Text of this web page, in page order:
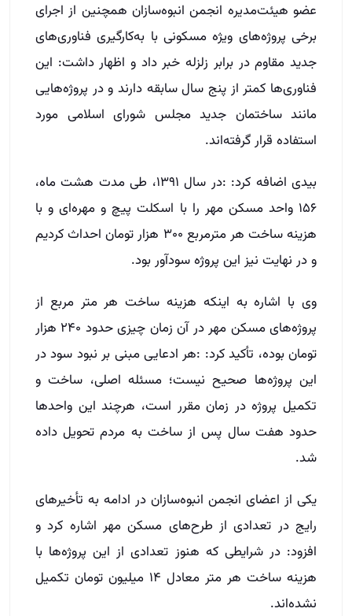
عضو هیئت‌مدیره انجمن انبوه‌سازان همچنین از اجرای
برخی پروژه‌های ویژه مسکونی با به‌کارگیری فناوری‌های
جدید مقاوم در برابر زلزله خبر داد و اظهار داشت: این
فناوری‌ها کمتر از پنج سال سابقه دارند و در پروژه‌هایی
مانند ساختمان جدید مجلس شورای اسلامی مورد
استفاده قرار گرفته‌اند.
بیدی اضافه کرد: :در سال ۱۳۹۱، طی مدت هشت ماه،
۱۵۶ واحد مسکن مهر را با اسکلت پیچ و مهره‌ای و با
هزینه ساخت هر مترمربع ۳۰۰ هزار تومان احداث کردیم
و در نهایت نیز این پروژه سودآور بود.
وی با اشاره به اینکه هزینه ساخت هر متر مربع از
پروژه‌های مسکن مهر در آن زمان چیزی حدود ۲۴۰ هزار
تومان بوده، تأکید کرد: :هر ادعایی مبنی بر نبود سود در
این پروژه‌ها صحیح نیست؛ مسئله اصلی، ساخت و
تکمیل پروژه در زمان مقرر است، هرچند این واحدها
حدود هفت سال پس از ساخت به مردم تحویل داده
شد.
یکی از اعضای انجمن انبوه‌سازان در ادامه به تأخیرهای
رایج در تعدادی از طرح‌های مسکن مهر اشاره کرد و
افزود: در شرایطی که هنوز تعدادی از این پروژه‌ها با
هزینه ساخت هر متر معادل ۱۴ میلیون تومان تکمیل
نشده‌اند.